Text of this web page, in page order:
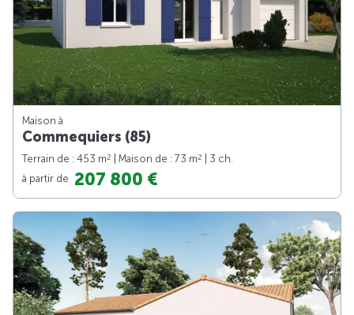
Maison à
Commequiers (85)
Terrain de : 453 m2 | Maison de : 73 m2
| 3 ch.
à partir de 207 800 €